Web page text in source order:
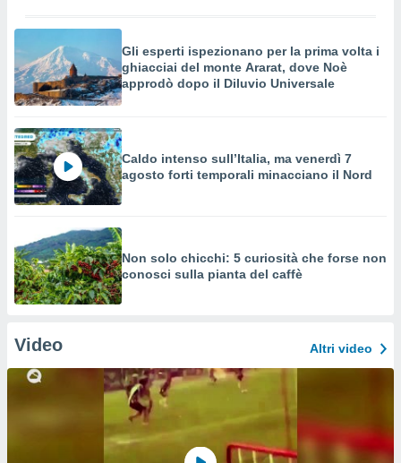
Gli esperti ispezionano per la prima volta i
ghiacciai del monte Ararat, dove Noè
approdò dopo il Diluvio Universale
Caldo intenso sull’Italia, ma venerdì 7
agosto forti temporali minacciano il Nord
Non solo chicchi: 5 curiosità che forse non
conosci sulla pianta del caffè
Video Altri video